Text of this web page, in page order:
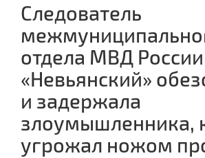
Следователь
отдела МВД России
«Невьянский»
и задержала
злоумышленника,
угрожал ножом